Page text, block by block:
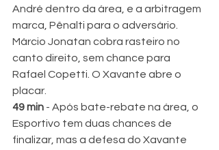
André dentro da área, e a arbitragem
marca, Pênalti para o adversário.
Márcio Jonatan cobra rasteiro no
canto direito, sem chance para
Rafael Copetti. O Xavante abre o
placar.
49 min - Após bate-rebate na área, o
Esportivo tem duas chances de
finalizar, mas a defesa do Xavante